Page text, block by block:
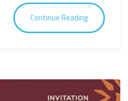
Continue Reading